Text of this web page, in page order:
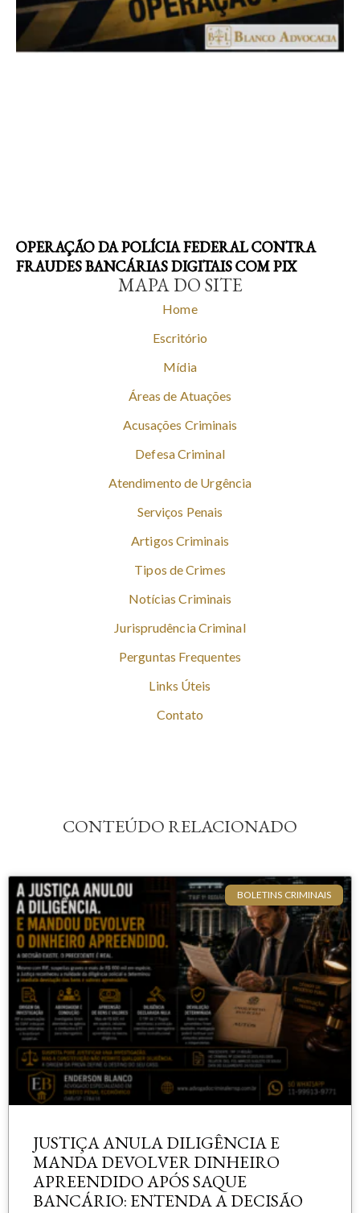
OPERAÇÃO DA POLÍCIA FEDERAL CONTRA
FRAUDES BANCÁRIAS DIGITAIS COM PIX
MAPA DO SITE
Home
Escritório
Mídia
Áreas de Atuações
Acusações Criminais
Defesa Criminal
Atendimento de Urgência
Serviços Penais
Artigos Criminais
Tipos de Crimes
Notícias Criminais
Jurisprudência Criminal
Perguntas Frequentes
Links Úteis
Contato
CONTEÚDO RELACIONADO
BOLETINS CRIMINAIS
JUSTIÇA ANULA DILIGÊNCIA E
MANDA DEVOLVER DINHEIRO
APREENDIDO APÓS SAQUE
BANCÁRIO: ENTENDA A DECISÃO